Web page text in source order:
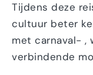
Tijdens deze
cultuur beter
met carnaval- ,
verbindende